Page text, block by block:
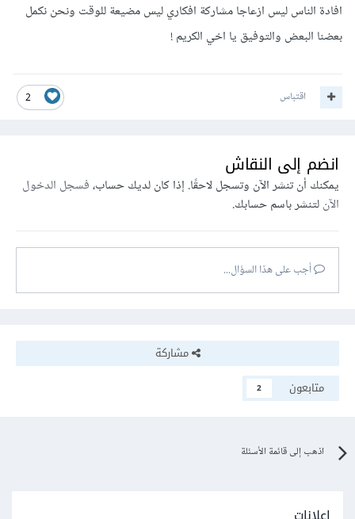
افادة الناس ليس ازعاجا مشاركة افكاري ليس مضيعة للوقت ونحن نكمل
بعضنا البعض والتوفيق يا اخي الكريم !
2 اقتباس
انضم إلى النقاش
يمكنك أن تنشر الآن وتسجل لاحقًا. إذا كان لديك حساب،فسجل الدخول
الآنلتنشر باسم حسابك.
أجب على هذا السؤال...
مشاركة
متابعون
2
اذهب إلى قائمة الأسئلة